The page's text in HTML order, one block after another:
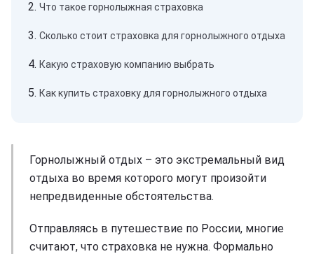
Что такое горнолыжная страховка
Сколько стоит страховка для горнолыжного отдыха
Какую страховую компанию выбрать
Как купить страховку для горнолыжного отдыха
Горнолыжный отдых – это экстремальный вид
отдыха во время которого могут произойти
непредвиденные обстоятельства.
Отправляясь в путешествие по России, многие
считают, что страховка не нужна. Формально